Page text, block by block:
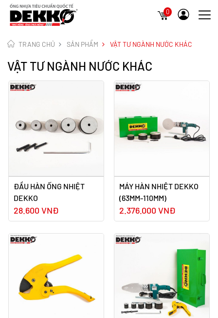
0
TRANG CHỦ SẢN PHẨM VẬT TƯ NGÀNH NƯỚC KHÁC
VẬT TƯ NGÀNH NƯỚC KHÁC
ĐẦU HÀN ỐNG NHIỆT
DEKKO
28.600 VNĐ
MÁY HÀN NHIỆT DEKKO
(63MM-110MM)
2.376.000 VNĐ